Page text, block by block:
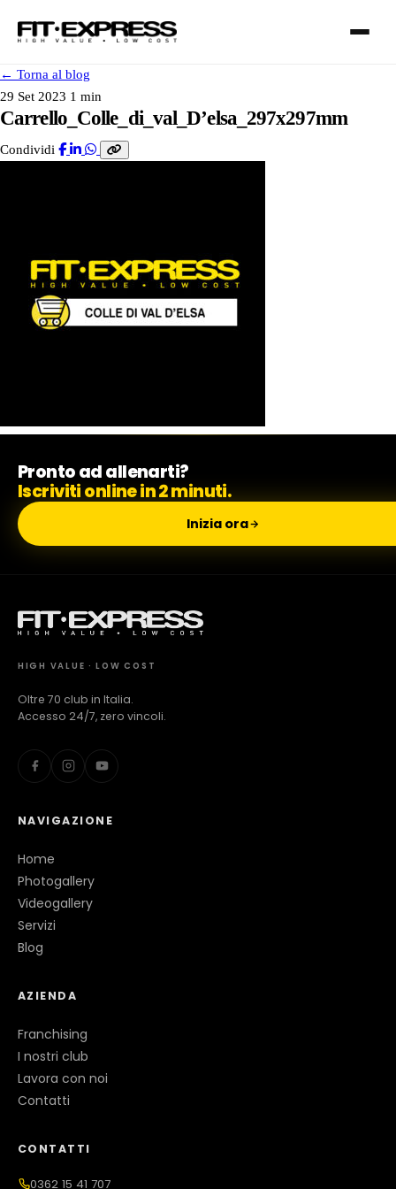
FRANCHISING
I NOSTRI CLUB
Milano Missaglia
Lido di Camaiore
← Torna al blog
29 Set 2023 1 min
Carrello_Colle_di_val_D’elsa_297x297mm
Condividi
Pronto ad allenarti?
Iscriviti online in 2 minuti.
Inizia ora
HIGH VALUE · LOW COST
Oltre 70 club in Italia.
Accesso 24/7, zero vincoli.
NAVIGAZIONE
Home
Photogallery
Videogallery
Servizi
Blog
AZIENDA
Franchising
I nostri club
Lavora con noi
Contatti
CONTATTI
0362 15 41 707